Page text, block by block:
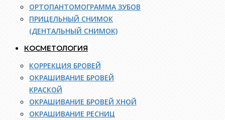
ОРТОПАНТОМОГРАММА ЗУБОВ
ПРИЦЕЛЬНЫЙ СНИМОК
(ДЕНТАЛЬНЫЙ СНИМОК)
КОСМЕТОЛОГИЯ
КОРРЕКЦИЯ БРОВЕЙ
ОКРАШИВАНИЕ БРОВЕЙ
КРАСКОЙ
ОКРАШИВАНИЕ БРОВЕЙ ХНОЙ
ОКРАШИВАНИЕ РЕСНИЦ